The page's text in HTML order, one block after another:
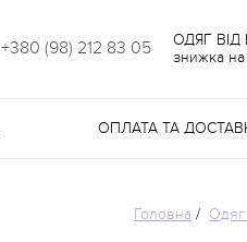
+380 (98) 212 83 05
ОДЯГ
знижка на
ОПЛАТА ТА
Головна / Одяг